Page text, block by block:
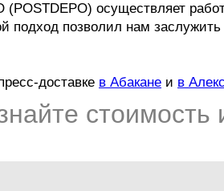
осуществляет
подход позволил нам
доставке в Абакане и в
стоимость